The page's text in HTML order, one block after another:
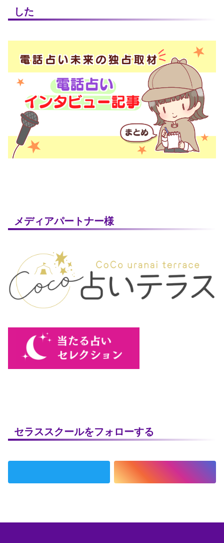
した
メディアパートナー様
セラススクールをフォローする